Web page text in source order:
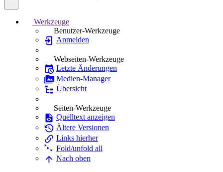
Werkzeuge
Benutzer-Werkzeuge
Anmelden
Webseiten-Werkzeuge
Letzte Änderungen
Medien-Manager
Übersicht
Seiten-Werkzeuge
Quelltext anzeigen
Ältere Versionen
Links hierher
Fold/unfold all
Nach oben